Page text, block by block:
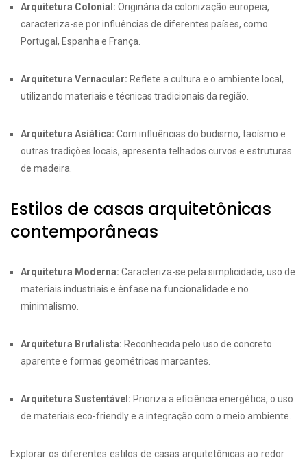
Arquitetura Colonial: Originária da colonização europeia,
caracteriza-se por influências de diferentes países, como
Portugal, Espanha e França.
Arquitetura Vernacular: Reflete a cultura e o ambiente local,
utilizando materiais e técnicas tradicionais da região.
Arquitetura Asiática: Com influências do budismo, taoísmo e
outras tradições locais, apresenta telhados curvos e estruturas
de madeira.
Estilos de casas arquitetônicas
contemporâneas
Arquitetura Moderna: Caracteriza-se pela simplicidade, uso de
materiais industriais e ênfase na funcionalidade e no
minimalismo.
Arquitetura Brutalista: Reconhecida pelo uso de concreto
aparente e formas geométricas marcantes.
Arquitetura Sustentável: Prioriza a eficiência energética, o uso
de materiais eco-friendly e a integração com o meio ambiente.
Explorar os diferentes estilos de casas arquitetônicas ao redor